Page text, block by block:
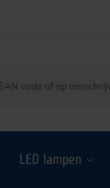
LED lampen